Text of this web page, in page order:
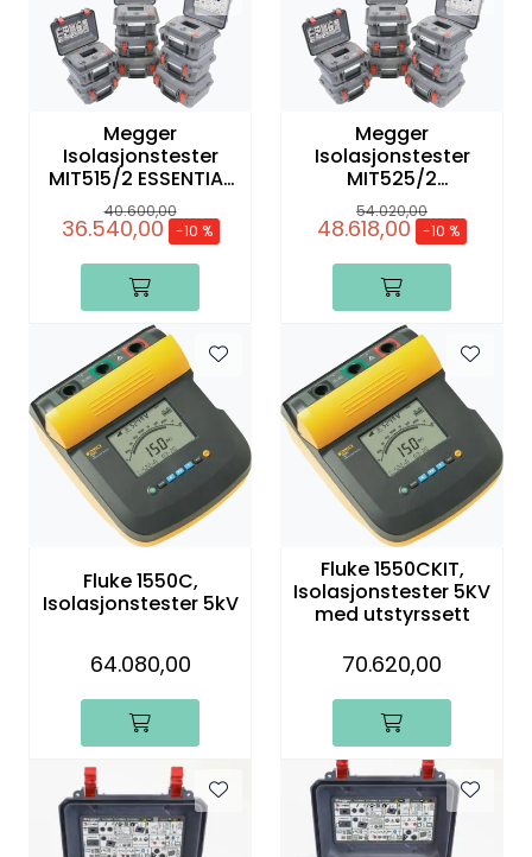
Megger
Isolasjonstester
MIT515/2 ESSENTIAL
5kV IRT, PIP
40.600,00
36.540,00 -10 %
Megger
Isolasjonstester
MIT525/2
ADVANCED 5kV IRT,
PIP
54.020,00
48.618,00 -10 %
Fluke 1550C,
Isolasjonstester 5kV
64.080,00
Fluke 1550CKIT,
Isolasjonstester 5KV
med utstyrssett
70.620,00